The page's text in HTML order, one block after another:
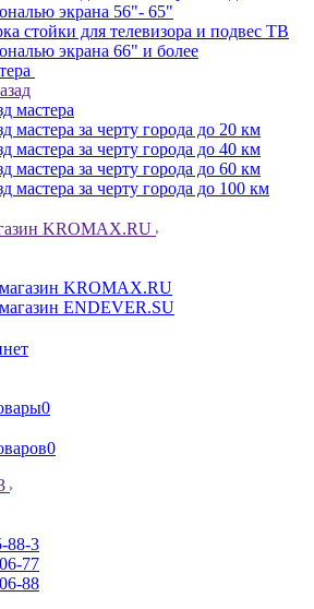
экрана 56"- 65"
стойки для телевизора и подвес ТВ
экрана 66" и более
мастера
мастера за черту города до 20 км
мастера за черту города до 40 км
мастера за черту города до 60 км
мастера за черту города до 100 км
KROMAX.RU
KROMAX.RU
ENDEVER.SU
0
0
88-3
77
88